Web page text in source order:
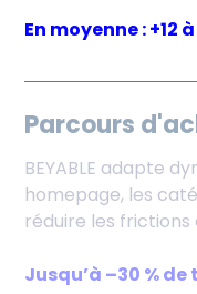
En moyenne : +12
Parcours
BEYABLE adapte
homepage, les
réduire les
Jusqu’à –30 %